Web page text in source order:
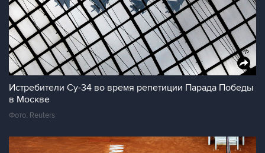
Истребители Су-34 во время репетиции Парада Победы
в Москве
Фото: Reuters